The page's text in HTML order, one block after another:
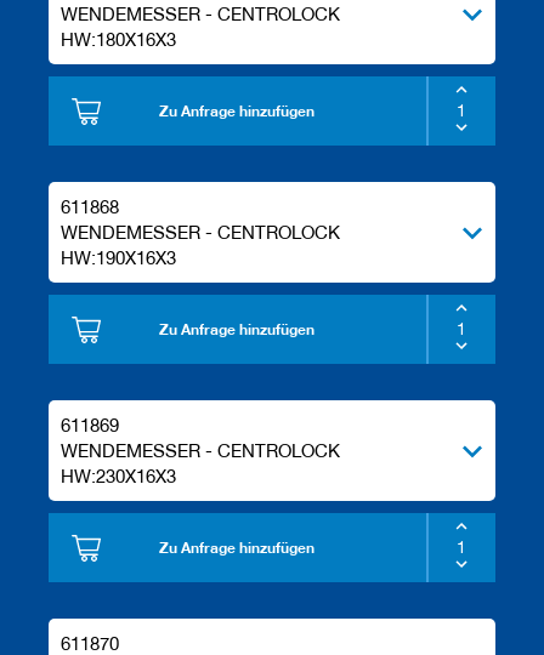
WENDEMESSER - CENTROLOCK
HW:180X16X3
Zu Anfrage hinzufügen
611868
WENDEMESSER - CENTROLOCK
HW:190X16X3
Zu Anfrage hinzufügen
611869
WENDEMESSER - CENTROLOCK
HW:230X16X3
Zu Anfrage hinzufügen
611870